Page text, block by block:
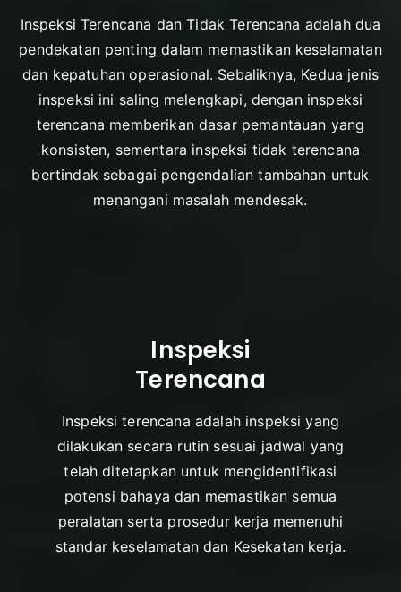
Inspeksi Terencana dan Tidak Terencana adalah dua
pendekatan penting dalam memastikan keselamatan
dan kepatuhan operasional. Sebaliknya, Kedua jenis
inspeksi ini saling melengkapi, dengan inspeksi
terencana memberikan dasar pemantauan yang
konsisten, sementara inspeksi tidak terencana
bertindak sebagai pengendalian tambahan untuk
menangani masalah mendesak.
Inspeksi
Terencana
Inspeksi terencana adalah inspeksi yang
dilakukan secara rutin sesuai jadwal yang
telah ditetapkan untuk mengidentifikasi
potensi bahaya dan memastikan semua
peralatan serta prosedur kerja memenuhi
standar keselamatan dan Kesekatan kerja.